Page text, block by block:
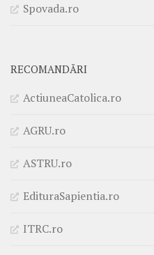
Spovada.ro
RECOMANDĂRI
ActiuneaCatolica.ro
AGRU.ro
ASTRU.ro
EdituraSapientia.ro
ITRC.ro